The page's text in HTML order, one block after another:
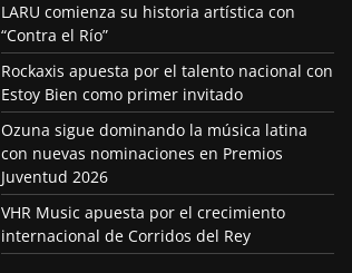
LARU comienza su historia artística con
“Contra el Río”
Rockaxis apuesta por el talento nacional con
Estoy Bien como primer invitado
Ozuna sigue dominando la música latina
con nuevas nominaciones en Premios
Juventud 2026
VHR Music apuesta por el crecimiento
internacional de Corridos del Rey